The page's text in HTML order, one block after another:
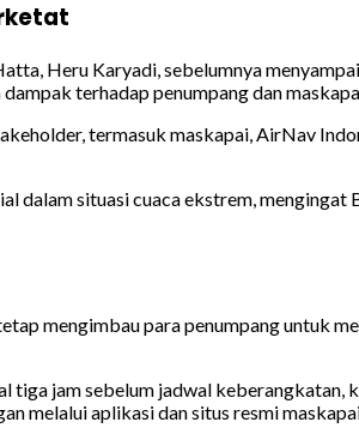
Heru Karyadi, sebelumnya
terhadap penumpang dan
termasuk maskapai, AirNav
dalam situasi cuaca ekstrem,
mengimbau para penumpang untuk
jam sebelum jadwal
melalui aplikasi dan situs resmi